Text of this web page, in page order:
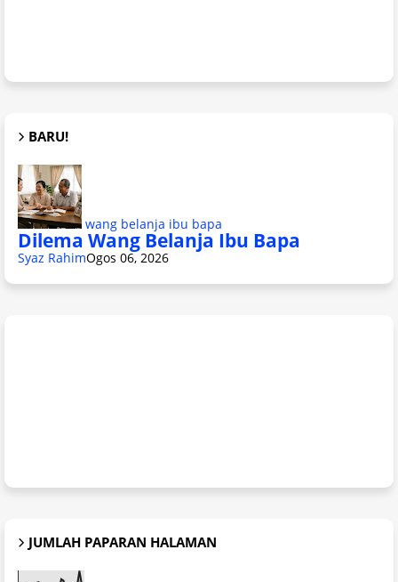
BARU!
wang belanja ibu bapa
Dilema Wang Belanja Ibu Bapa
Syaz RahimOgos 06, 2026
JUMLAH PAPARAN HALAMAN